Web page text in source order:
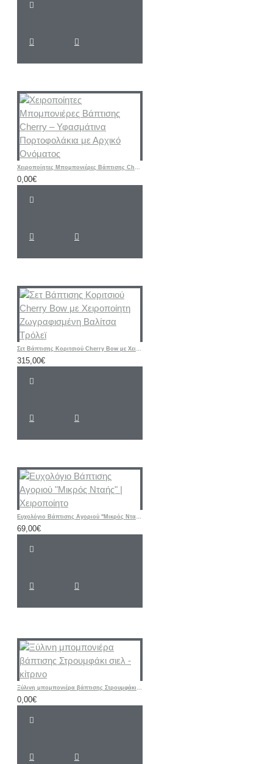
Χειροποίητες Μπομπονιέρες Βάπτισης Cherry – Υφασμάτινα Πορτοφολάκια με Αρχικό Ονόματος
0,00€
Σετ Βάπτισης Κοριτσιού Cherry Bow με Χειροποίητη Ζωγραφισμένη Βαλίτσα Τρόλεϊ
315,00€
Ευχολόγιο Βάπτισης Αγοριού "Μικρός Νταής" | Χειροποίητο
69,00€
Ξύλινη μπομπονιέρα βάπτισης Στρουμφάκι σιελ - κίτρινο
0,00€